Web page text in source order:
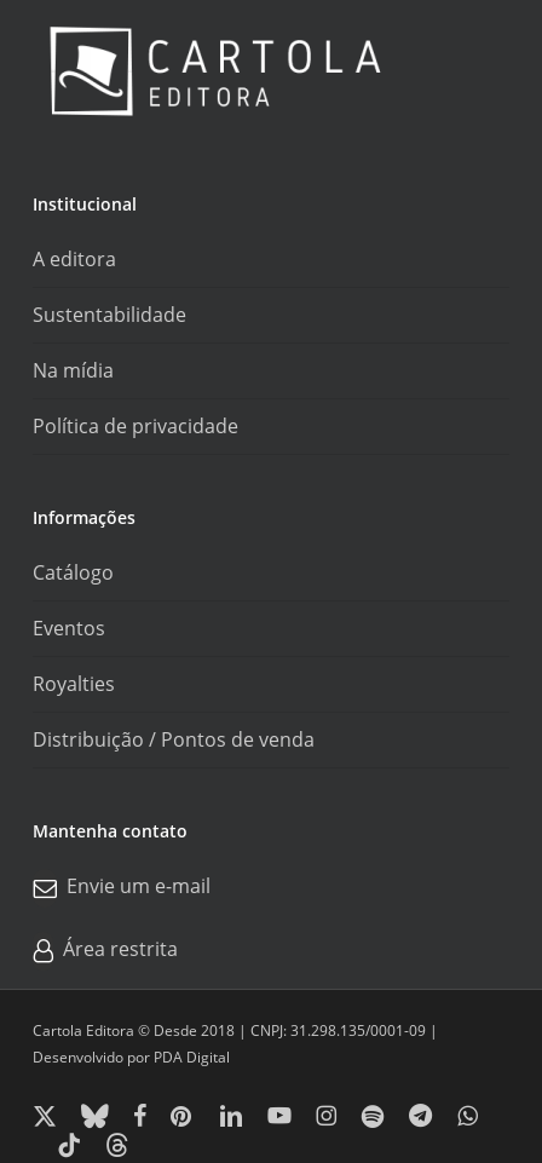
Institucional
A editora
Sustentabilidade
Na mídia
Política de privacidade
Informações
Catálogo
Eventos
Royalties
Distribuição / Pontos de venda
Mantenha contato
Envie um e-mail
Área restrita
Cartola Editora © Desde 2018 | CNPJ: 31.298.135/0001-09 |
Desenvolvido por PDA Digital
x-
twitter
bluesky facebookpinterestlinkedinyoutubeinstagram
spotify telegramwhatsapp
tiktok
threads